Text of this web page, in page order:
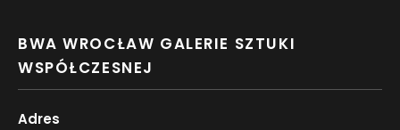
BWA WROCŁAW GALERIE SZTUKI
WSPÓŁCZESNEJ
Adres